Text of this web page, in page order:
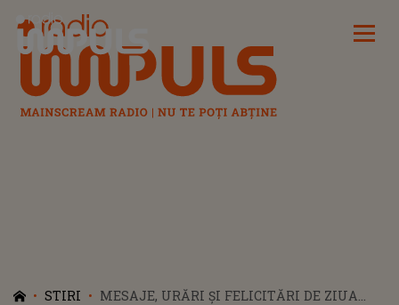
Radio Impuls
STIRI
MESAJE, URĂRI ȘI FELICITĂRI DE ZIUA